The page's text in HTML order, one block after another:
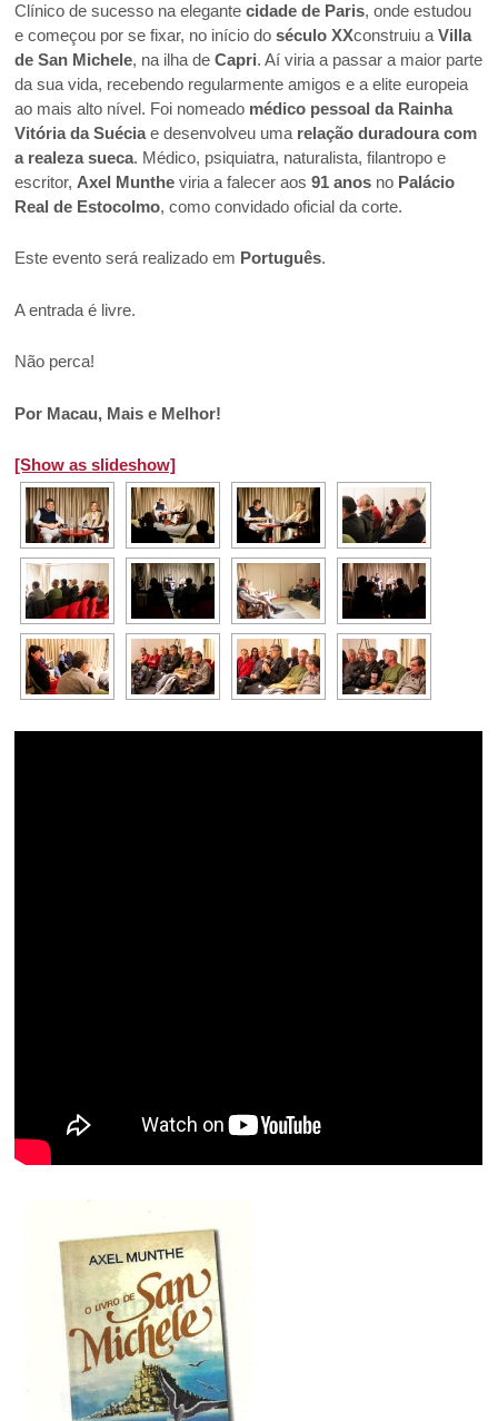
Clínico de sucesso na elegantecidade de Paris, onde estudou
e começou por se fixar, no início doséculo XXconstruiu aVilla
de San Michele, na ilha deCapri. Aí viria a passar a maior parte
da sua vida, recebendo regularmente amigos e a elite europeia
ao mais alto nível. Foi nomeado médico pessoal da Rainha
Vitória da Suéciae desenvolveu uma relação duradoura com
a realeza sueca. Médico, psiquiatra, naturalista, filantropo e
escritor, Axel Munthe viria a falecer aos 91 anos no Palácio
Real de Estocolmo, como convidado oficial da corte.
Este evento será realizado em Português.
A entrada é livre.
Não perca!
Por Macau, Mais e Melhor!
[Show as slideshow]